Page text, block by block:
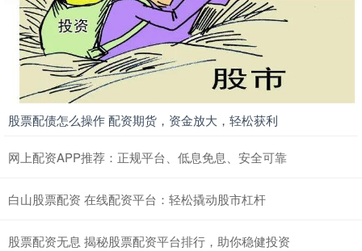
股票配债怎么操作 配资期货，资金放大，轻松获利
网上配资APP推荐：正规平台、低息免息、安全可靠
白山股票配资 在线配资平台：轻松撬动股市杠杆
股票配资无息 揭秘股票配资平台排行，助你稳健投资